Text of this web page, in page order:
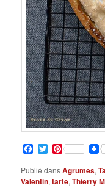
Facebook
TwitterPinterest
Publié dansAgrumes,
Valentin,tarte,Thierry